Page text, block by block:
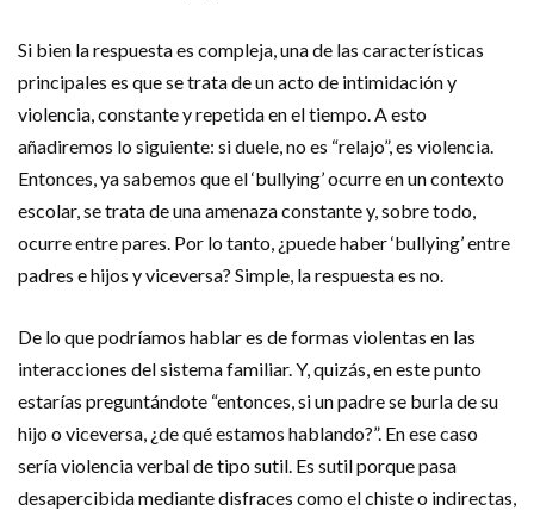
Si bien la respuesta es compleja, una de las características
principales es que se trata de un acto de intimidación y
violencia, constante y repetida en el tiempo. A esto
añadiremos lo siguiente: si duele, no es “relajo”, es violencia.
Entonces, ya sabemos que el ‘bullying’ ocurre en un contexto
escolar, se trata de una amenaza constante y, sobre todo,
ocurre entre pares. Por lo tanto, ¿puede haber ‘bullying’ entre
padres e hijos y viceversa? Simple, la respuesta es no.
De lo que podríamos hablar es de formas violentas en las
interacciones del sistema familiar. Y, quizás, en este punto
estarías preguntándote “entonces, si un padre se burla de su
hijo o viceversa, ¿de qué estamos hablando?”. En ese caso
sería violencia verbal de tipo sutil. Es sutil porque pasa
desapercibida mediante disfraces como el chiste o indirectas,